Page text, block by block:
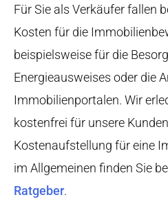
Für Sie als Verkäufer fallen
Kosten für die
beispielsweise für die
Energieausweises oder die
Immobilienportalen. Wir
kostenfrei für unsere
Kostenaufstellung für eine
im Allgemeinen finden Sie
Ratgeber.